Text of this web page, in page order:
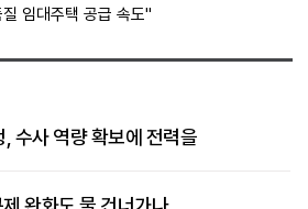
임대주택 공급 속도"
수사 역량 확보에 전력을